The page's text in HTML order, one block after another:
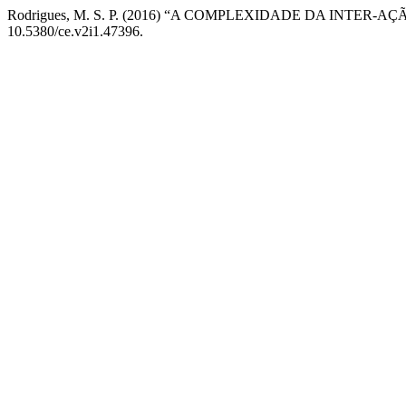
Rodrigues, M. S. P. (2016) “A COMPLEXIDADE DA INTER-
10.5380/ce.v2i1.47396.